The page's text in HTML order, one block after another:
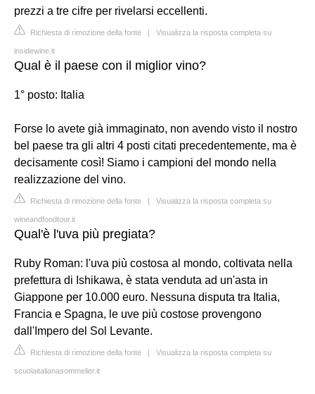
prezzi a tre cifre per rivelarsi eccellenti.
Richiesta di rimozione della fonte | Visualizza la risposta completa su
insidewine.it
Qual è il paese con il miglior vino?
1° posto: Italia
Forse lo avete già immaginato, non avendo visto il nostro
bel paese tra gli altri 4 posti citati precedentemente, ma è
decisamente così! Siamo i campioni del mondo nella
realizzazione del vino.
Richiesta di rimozione della fonte | Visualizza la risposta completa su
wineandfoodtour.it
Qual'è l'uva più pregiata?
Ruby Roman: l'uva più costosa al mondo, coltivata nella
prefettura di Ishikawa, è stata venduta ad un'asta in
Giappone per 10.000 euro. Nessuna disputa tra Italia,
Francia e Spagna, le uve più costose provengono
dall'Impero del Sol Levante.
Richiesta di rimozione della fonte | Visualizza la risposta completa su
scuolaitalianasommelier.it